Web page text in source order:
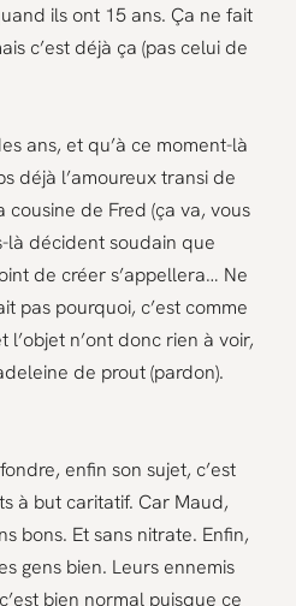
ils ont 15 ans. Ça ne fait
c’est déjà ça (pas celui de
ans, et qu’à ce moment-là
déjà l’amoureux transi de
cousine de Fred (ça va, vous
là décident soudain que
de créer s’appellera… Ne
pas pourquoi, c’est comme
l’objet n’ont donc rien à voir,
de prout (pardon).
enfin son sujet, c’est
à but caritatif. Car Maud,
bons. Et sans nitrate. Enfin,
gens bien. Leurs ennemis
bien normal puisque ce